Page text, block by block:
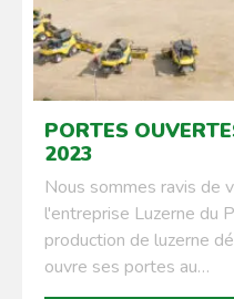
PORTES
2023
Nous sommes ravis de
l'entreprise Luzerne du
production de luzerne
ouvre ses portes au…